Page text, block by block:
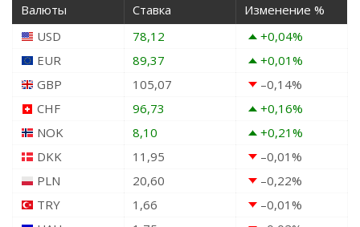
Валюты Ставка
Изменение %
USD
78,12 +0,04%
EUR
89,37 +0,01%
GBP
105,07 –0,14%
CHF
96,73 +0,16%
NOK
8,10 +0,21%
DKK
11,95 –0,01%
PLN
20,60 –0,22%
TRY
1,66 –0,01%